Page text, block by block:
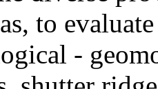
to
-